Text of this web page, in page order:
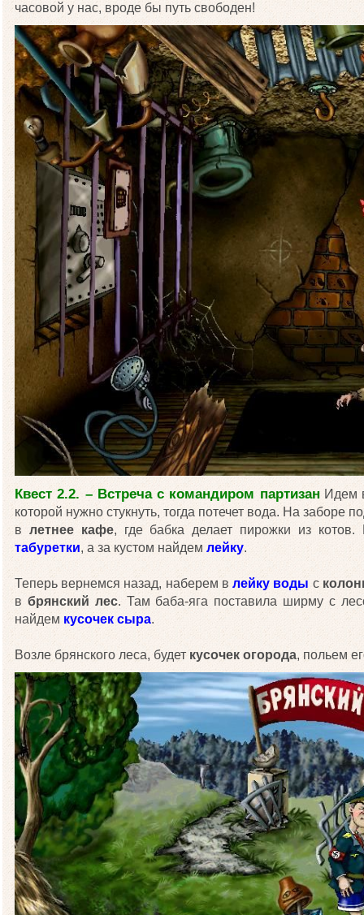
часовой у нас, вроде бы путь свободен!
Квест 2.2. – Встреча с командиром партизанИдем
которой нужно стукнуть, тогда потечет вода. На заборе
в летнее кафе, где бабка делает пирожки из
табуретки, а за кустом найдем лейку.
Теперь вернемся назад, наберем влейку воды с
в брянский лес. Там баба-яга поставила ширму с
найдем кусочек сыра.
Возле брянского леса, будет кусочек огорода, польем